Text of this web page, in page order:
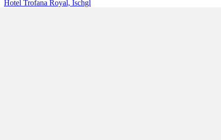
Hotel Trofana Royal, Ischgl